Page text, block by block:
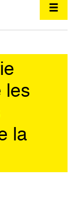
les
la